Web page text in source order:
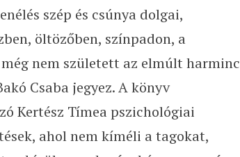
szép és csúnya dolgai,
öltözőben, színpadon, a
nem született az elmúlt harminc
Csaba jegyez. A könyv
Kertész Tímea pszichológiai
ahol nem kíméli a tagokat,